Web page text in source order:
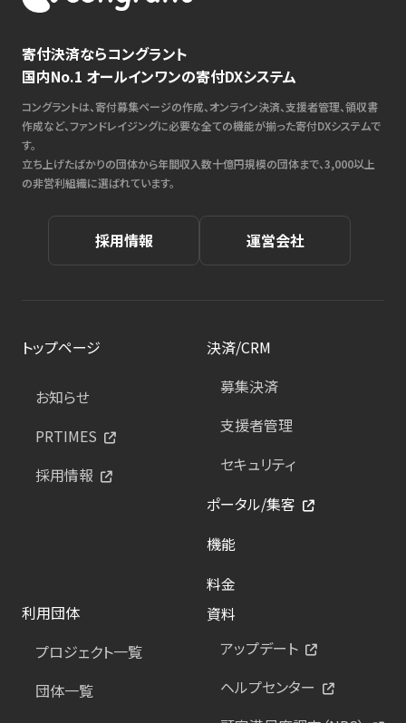
寄付決済ならコングラント
国内No.1 オールインワンの寄付DXシステム
コングラントは、寄付募集ページの作成、オンライン決済、支援者管理、領収書
作成など、ファンドレイジングに必要な全ての機能が揃った寄付DXシステムで
す。
立ち上げたばかりの団体から年間収入数十億円規模の団体まで、3,000以上
の非営利組織に選ばれています。
採用情報 運営会社
トップページ
お知らせ
PRTIMES
採用情報
決済/CRM
募集決済
支援者管理
セキュリティ
ポータル/集客
機能
料金
利用団体
プロジェクト一覧
団体一覧
資料
アップデート
ヘルプセンター